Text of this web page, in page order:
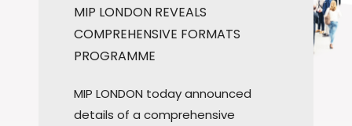
MIP LONDON REVEALS
COMPREHENSIVE FORMATS
PROGRAMME
MIP LONDON today announced
details of a comprehensive